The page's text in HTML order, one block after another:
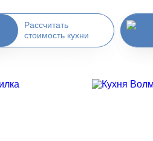
Рассчитать
стоимость кухни